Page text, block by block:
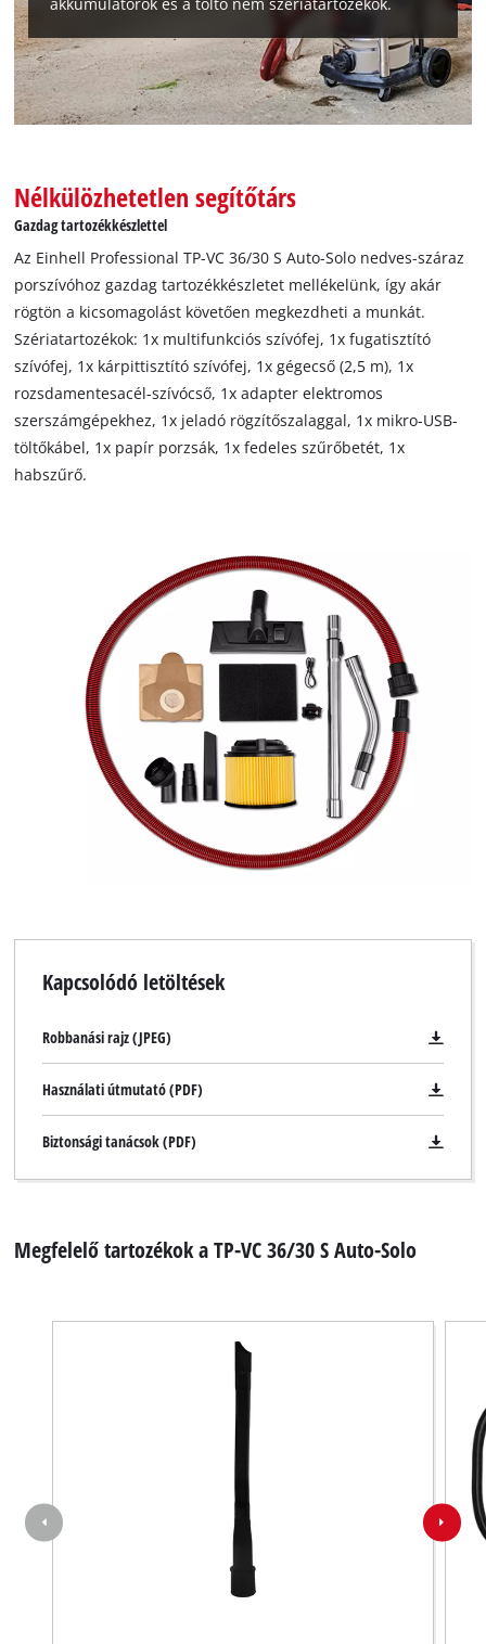
A Google Maps szolgáltatás betöltéséhez
szükségünk van az Ön jóváhagyására!
This content is not permitted to load due
to trackers that are not disclosed to the
the site with their CMP to add this content
to the list of technologies used.
Nélkülözhetetlen segítőtárs
Gazdag tartozékkészlettel
Az Einhell Professional TP-VC 36/30 S Auto-Solo nedves-száraz
porszívóhoz gazdag tartozékkészletet mellékelünk, így akár
rögtön a kicsomagolást követően megkezdheti a munkát.
Szériatartozékok: 1x multifunkciós szívófej, 1x fugatisztító
szívófej, 1x kárpittisztító szívófej, 1x gégecső (2,5 m), 1x
rozsdamentesacél-szívócső, 1x adapter elektromos
szerszámgépekhez, 1x jeladó rögzítőszalaggal, 1x mikro-USB-
töltőkábel, 1x papír porzsák, 1x fedeles szűrőbetét, 1x
habszűrő.
Kapcsolódó letöltések
Robbanási rajz (JPEG)
Használati útmutató (PDF)
Biztonsági tanácsok (PDF)
Megfelelő tartozékok a TP-VC 36/30 S Auto-Solo